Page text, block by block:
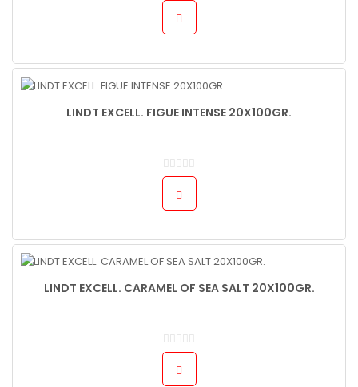
LINDT EXCELL. FIGUE INTENSE 20X100GR.
LINDT EXCELL. CARAMEL OF SEA SALT 20X100GR.